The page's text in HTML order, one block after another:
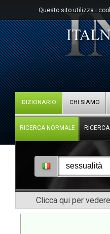
Questo sito utilizza i
DIZIONARIO CHI SIAMO
RICERCA NORMALE
Clicca qui per